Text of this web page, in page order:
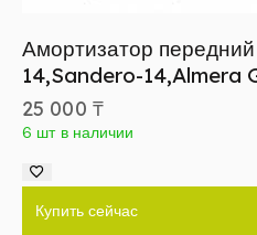
Амортизатор
14,Sandero-14,Almera
25 000 ₸
6 шт в наличии
Купить сейчас